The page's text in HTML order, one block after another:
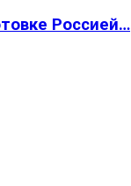
Россией…